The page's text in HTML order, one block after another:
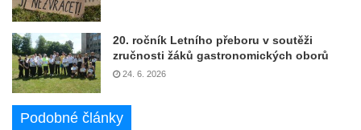
20. ročník Letního přeboru v soutěži
zručnosti žáků gastronomických oborů
24. 6. 2026
Podobné články